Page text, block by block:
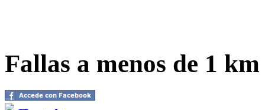
Fallas a menos de 1